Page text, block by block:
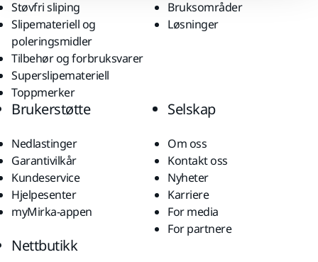
Støvfri sliping
Slipemateriell og
poleringsmidler
Tilbehør og forbruksvarer
Superslipemateriell
Toppmerker
Bruksområder
Løsninger
Brukerstøtte
Nedlastinger
Garantivilkår
Kundeservice
Hjelpesenter
myMirka-appen
Selskap
Om oss
Kontakt oss
Nyheter
Karriere
For media
For partnere
Nettbutikk